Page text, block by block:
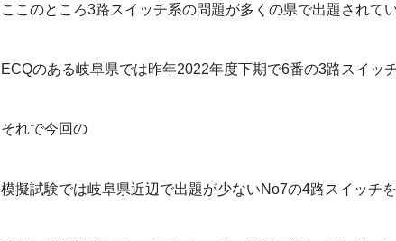
ここのところ3路スイッチ系の問題が多くの県で出題されてい
ECQのある岐阜県では昨年2022年度下期で6番の3路スイッ
それで今回の
模擬試験では岐阜県近辺で出題が少ないNo7の4路スイッチを